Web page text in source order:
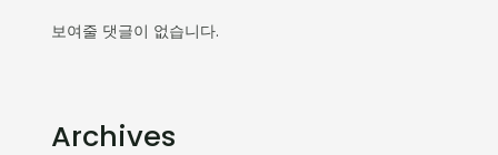
보여줄 댓글이 없습니다.
Archives